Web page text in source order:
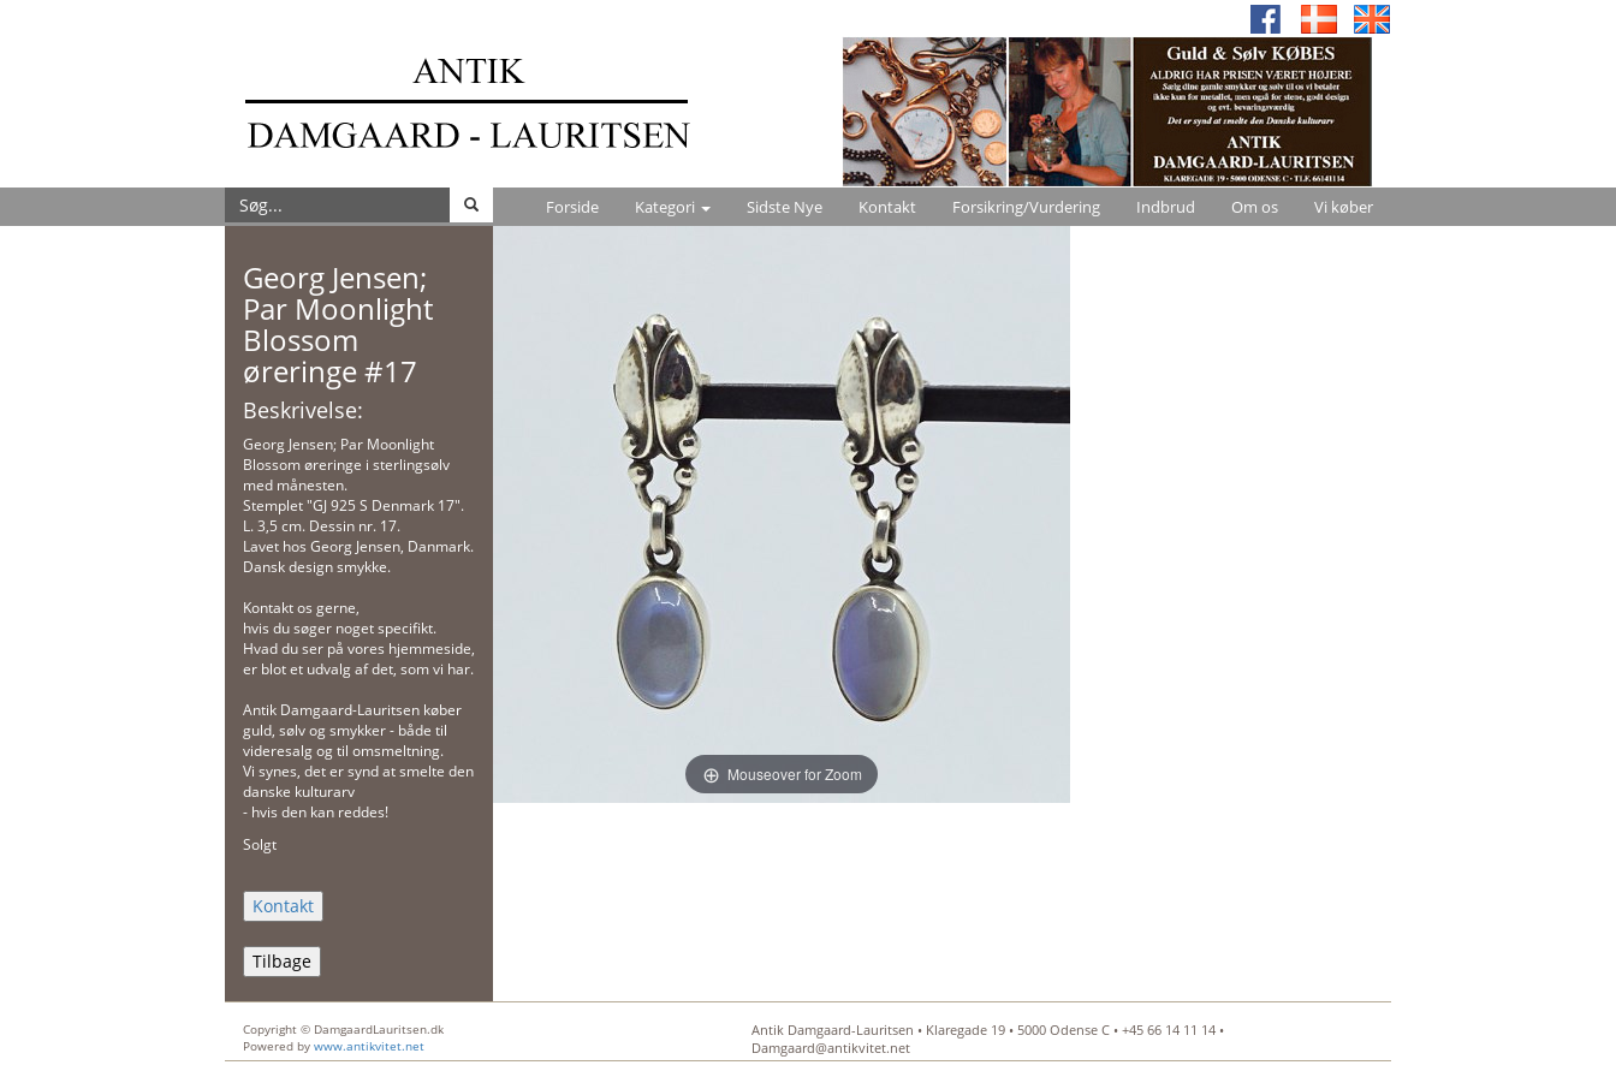
Forside Kategori Sidste Nye Kontakt Forsikring/Vurdering Indbrud Om os Vi køber
Georg Jensen;
Par Moonlight
Blossom
øreringe #17
Beskrivelse:
Georg Jensen; Par Moonlight
Blossom øreringe i sterlingsølv
med månesten.
Stemplet "GJ 925 S Denmark 17".
L. 3,5 cm. Dessin nr. 17.
Lavet hos Georg Jensen, Danmark.
Dansk design smykke.
Kontakt os gerne,
hvis du søger noget specifikt.
Hvad du ser på vores hjemmeside,
er blot et udvalg af det, som vi har.
Antik Damgaard-Lauritsen køber
guld, sølv og smykker - både til
videresalg og til omsmeltning.
Vi synes, det er synd at smelte den
danske kulturarv
- hvis den kan reddes!
Solgt
Tilbage
Mouseover for Zoom
Copyright © DamgaardLauritsen.dk
Powered by www.antikvitet.net
Antik Damgaard-Lauritsen • Klaregade 19 • 5000 Odense C • +45 66 14 11 14 •
Damgaard@antikvitet.net